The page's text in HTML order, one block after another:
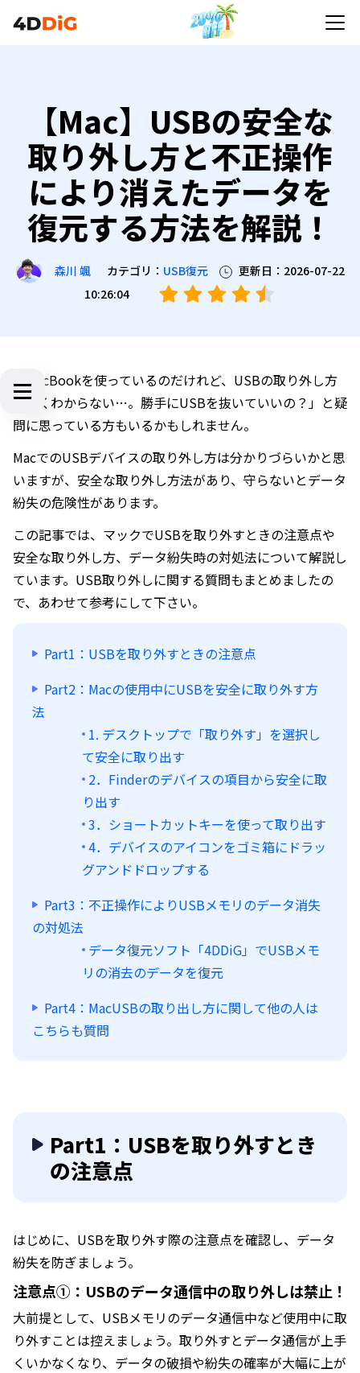
消えたデータを復元する方法を解説！
【Mac】USBの安全な
取り外し方と不正操作
により消えたデータを
復元する方法を解説！
森川 颯 カテゴリ： USB復元
更新日：2026-07-22
10:26:04
「MacBookを使っているのだけれど、USBの取り外し方
がよくわからない…。勝手にUSBを抜いていいの？」と疑
問に思っている方もいるかもしれません。
MacでのUSBデバイスの取り外し方は分かりづらいかと思
いますが、安全な取り外し方法があり、守らないとデータ
紛失の危険性があります。
この記事では、マックでUSBを取り外すときの注意点や
安全な取り外し方、データ紛失時の対処法について解説し
ています。USB取り外しに関する質問もまとめましたの
で、あわせて参考にして下さい。
Part1：USBを取り外すときの注意点
Part2：Macの使用中にUSBを安全に取り外す方
法
1. デスクトップで「取り外す」を選択し
て安全に取り出す
2．Finderのデバイスの項目から安全に取
り出す
3．ショートカットキーを使って取り出す
4．デバイスのアイコンをゴミ箱にドラッ
グアンドドロップする
Part3：不正操作によりUSBメモリのデータ消失
の対処法
データ復元ソフト「4DDiG」でUSBメモ
リの消去のデータを復元
Part4：MacUSBの取り出し方に関して他の人は
こちらも質問
Part1：USBを取り外すとき
の注意点
はじめに、USBを取り外す際の注意点を確認し、データ
紛失を防ぎましょう。
注意点①：USBのデータ通信中の取り外しは禁止！
大前提として、USBメモリのデータ通信中など使用中に取
り外すことは控えましょう。取り外すとデータ通信が上手
くいかなくなり、データの破損や紛失の確率が大幅に上が